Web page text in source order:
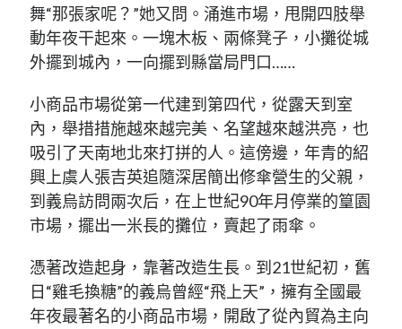
舞“那張家呢？”她又問。涌進市場，甩開四肢舉
動年夜干起來。一塊木板、兩條凳子，小攤從城
外擺到城內，一向擺到縣當局門口……
小商品市場從第一代建到第四代，從露天到室
內，舉措措施越來越完美、名望越來越洪亮，也
吸引了天南地北來打拼的人。這傍邊，年青的紹
興上虞人張吉英追隨深居簡出修傘營生的父親，
到義烏訪問兩次后，在上世紀90年月停業的篁園
市場，擺出一米長的攤位，賣起了雨傘。
憑著改造起身，靠著改造生長。到21世紀初，舊
日“雞毛換糖”的義烏曾經“飛上天”，擁有全國最
年夜最著名的小商品市場，開啟了從內貿為主向